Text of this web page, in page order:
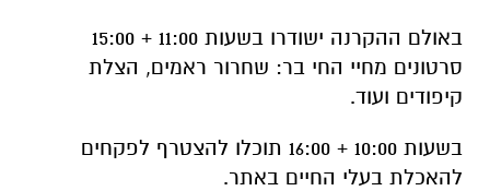
באולם ההקרנה ישודרו בשעות 11:00 + 15:00
סרטונים מחיי החי בר: שחרור ראמים, הצלת
קיפודים ועוד.
בשעות 10:00 + 16:00 תוכלו להצטרף לפקחים
להאכלת בעלי החיים באתר.